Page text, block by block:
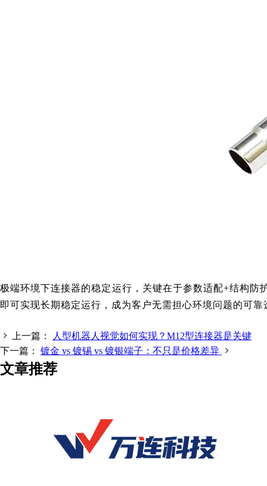
极端环境下连接器的稳定运行，关键在于参数适配+结构防
即可实现长期稳定运行，成为客户无需担心环境问题的可靠
上一篇：
人型机器人视觉如何实现？M12型连接器是关键
下一篇： 镀金 vs 镀锡 vs 镀银端子：不只是价格差异
文章推荐